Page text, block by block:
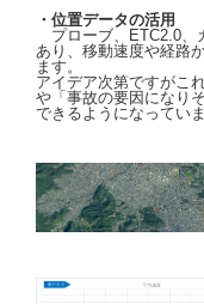
・位置データの活用
プローブ、ETC2.0、
あり、移動速度や経路
ます。
アイデア次第ですがこ
や「事故の要因になり
できるようになっていま